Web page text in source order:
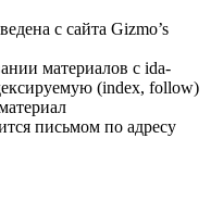
с сайта Gizmo’s
материалов с ida-
(index, follow)
письмом по адресу